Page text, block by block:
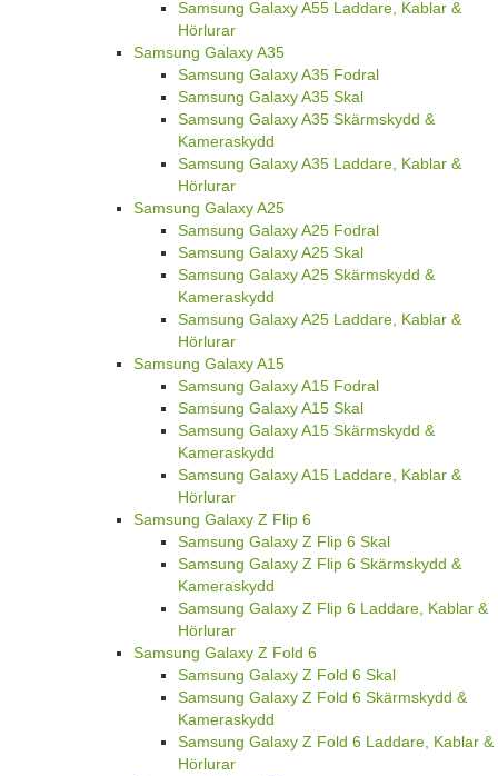
Samsung Galaxy A55 Laddare, Kablar &
Hörlurar
Samsung Galaxy A35
Samsung Galaxy A35 Fodral
Samsung Galaxy A35 Skal
Samsung Galaxy A35 Skärmskydd &
Kameraskydd
Samsung Galaxy A35 Laddare, Kablar &
Hörlurar
Samsung Galaxy A25
Samsung Galaxy A25 Fodral
Samsung Galaxy A25 Skal
Samsung Galaxy A25 Skärmskydd &
Kameraskydd
Samsung Galaxy A25 Laddare, Kablar &
Hörlurar
Samsung Galaxy A15
Samsung Galaxy A15 Fodral
Samsung Galaxy A15 Skal
Samsung Galaxy A15 Skärmskydd &
Kameraskydd
Samsung Galaxy A15 Laddare, Kablar &
Hörlurar
Samsung Galaxy Z Flip 6
Samsung Galaxy Z Flip 6 Skal
Samsung Galaxy Z Flip 6 Skärmskydd &
Kameraskydd
Samsung Galaxy Z Flip 6 Laddare, Kablar &
Hörlurar
Samsung Galaxy Z Fold 6
Samsung Galaxy Z Fold 6 Skal
Samsung Galaxy Z Fold 6 Skärmskydd &
Kameraskydd
Samsung Galaxy Z Fold 6 Laddare, Kablar &
Hörlurar